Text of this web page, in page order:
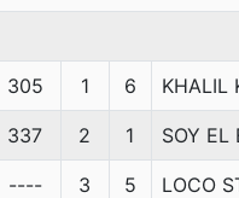
305 1 6 KHALIL
337 2 1 SOY EL
---- 3 5 LOCO